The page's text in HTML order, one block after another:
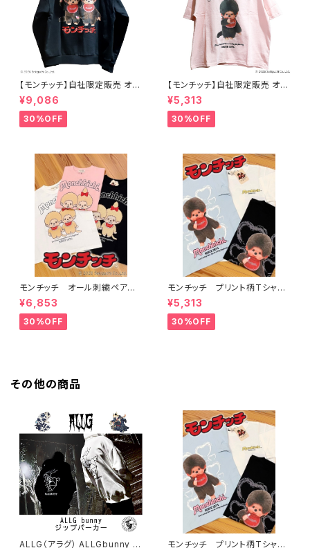
【モンチッチ】自社限定販売 オリ
ジナル ジップパーカー
¥9,086
30%OFF
【モンチッチ】自社限定販売 オリ
ジナル半袖Tシャツ
¥5,313
30%OFF
モンチッチ オール刺繍ペアー
柄Tシャツ 622891
¥6,853
30%OFF
モンチッチ プリント柄Tシャ
ツ 622892
¥5,313
30%OFF
その他の商品
ALLG（アラグ） ALLGbunny ビ
モンチッチ プリント柄Tシャ